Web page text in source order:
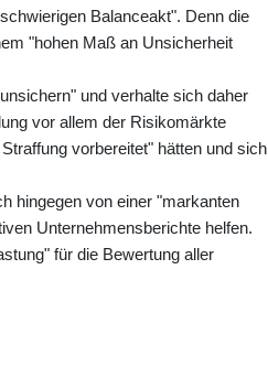
Balanceakt". Denn die
"hohen Maß an Unsicherheit
und verhalte sich daher
vor allem der Risikomärkte
vorbereitet" hätten und sich
hingegen von einer "markanten
Unternehmensberichte helfen.
für die Bewertung aller